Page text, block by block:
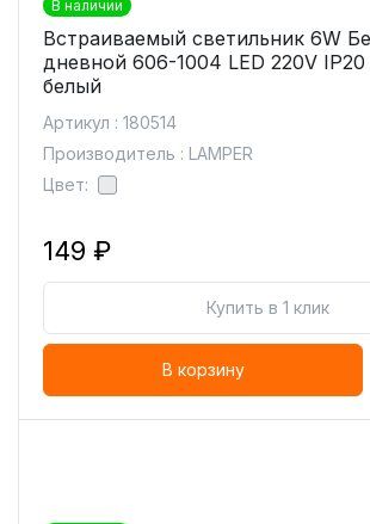
В наличии
Встраиваемый светильник 6W
дневной 606-1004 LED 220V IP20
белый
Артикул : 180514
Производитель : LAMPER
Цвет:
149 ₽
Купить в 1 клик
В корзину